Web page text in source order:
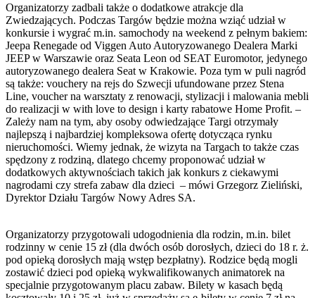
Organizatorzy zadbali także o dodatkowe atrakcje dla
Zwiedzających. Podczas Targów będzie można wziąć udział w
konkursie i wygrać m.in. samochody na weekend z pełnym bakiem:
Jeepa Renegade od Viggen Auto Autoryzowanego Dealera Marki
JEEP w Warszawie oraz Seata Leon od SEAT Euromotor, jedynego
autoryzowanego dealera Seat w Krakowie. Poza tym w puli nagród
są także: vouchery na rejs do Szwecji ufundowane przez Stena
Line, voucher na warsztaty z renowacji, stylizacji i malowania mebli
do realizacji w with love to design i karty rabatowe Home Profit. –
Zależy nam na tym, aby osoby odwiedzające Targi otrzymały
najlepszą i najbardziej kompleksowa ofertę dotycząca rynku
nieruchomości. Wiemy jednak, że wizyta na Targach to także czas
spędzony z rodziną, dlatego chcemy proponować udział w
dodatkowych aktywnościach takich jak konkurs z ciekawymi
nagrodami czy strefa zabaw dla dzieci – mówi Grzegorz Zieliński,
Dyrektor Działu Targów Nowy Adres SA.
Organizatorzy przygotowali udogodnienia dla rodzin, m.in. bilet
rodzinny w cenie 15 zł (dla dwóch osób dorosłych, dzieci do 18 r. ż.
pod opieką dorosłych mają wstęp bezpłatny). Rodzice będą mogli
zostawić dzieci pod opieką wykwalifikowanych animatorek na
specjalnie przygotowanym placu zabaw. Bilety w kasach będą